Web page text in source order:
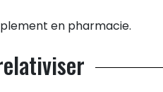
en pharmacie.